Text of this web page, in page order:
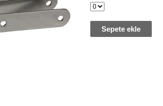
Sepete ekle